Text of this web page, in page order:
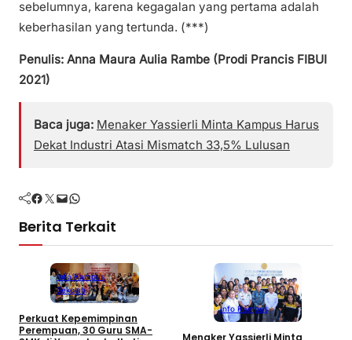
sebelumnya, karena kegagalan yang pertama adalah
keberhasilan yang tertunda. (***)
Penulis: Anna Maura Aulia Rambe (Prodi Prancis FIBUI
2021)
Baca juga: Menaker Yassierli Minta Kampus Harus
Dekat Industri Atasi Mismatch 33,5% Lulusan
Facebook Twitter Mail WhatsApp
Berita Terkait
Info Kampus
Sekolah
Perkuat Kepemimpinan
Perempuan, 30 Guru SMA-
Info Kampus
Menaker Yassierli Minta